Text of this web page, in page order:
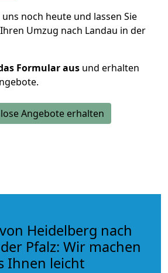
noch heute und lassen Sie
Umzug nach Landau in der
Formular aus und erhalten
Angebote erhalten
Heidelberg nach
Pfalz: Wir machen
Ihnen leicht